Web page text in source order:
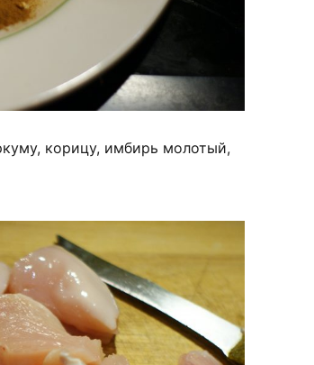
корицу, имбирь молотый,